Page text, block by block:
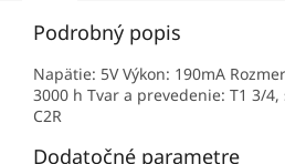
Podrobný popis
Napätie: 5V Výkon: 190mA
3000 h Tvar a prevedenie: T1 3/4,
C2R
Dodatočné parametre